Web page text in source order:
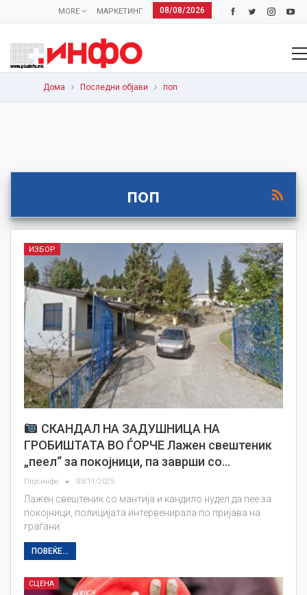
08/08/2026
МАРКЕТИНГ
MORE
Дома Последни објави поп
поп
ИЗБОР
СКАНДАЛ НА ЗАДУШНИЦА НА
ГРОБИШТАТА ВО ЃОРЧЕ Лажен свештеник
„пеел“ за покојници, па заврши со…
Плусинфо 03/11/2025
Лажен свештеник со мантија и кандило нудел да пее за
покојници, полицијата интервенирала по пријава на
граѓани.
ПОВЕЌЕ...
СЦЕНА